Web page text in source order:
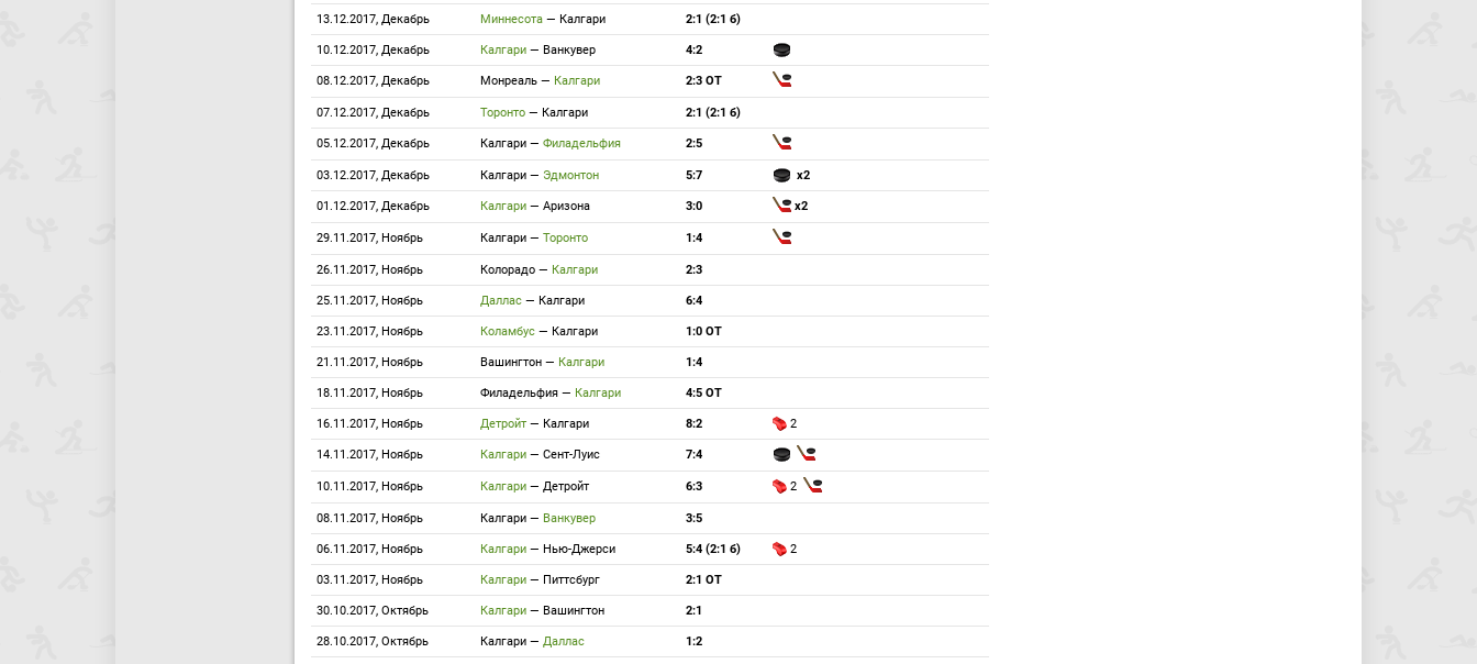
13.12.2017, Декабрь Миннесота — Калгари 2:1 (2:1 б)
10.12.2017, Декабрь Калгари — Ванкувер 4:2
08.12.2017, Декабрь Монреаль — Калгари 2:3 ОТ
07.12.2017, Декабрь Торонто — Калгари 2:1 (2:1 б)
05.12.2017, Декабрь Калгари — Филадельфия 2:5
03.12.2017, Декабрь Калгари — Эдмонтон 5:7 x2
01.12.2017, Декабрь Калгари — Аризона 3:0 x2
29.11.2017, Ноябрь Калгари — Торонто 1:4
26.11.2017, Ноябрь Колорадо — Калгари 2:3
25.11.2017, Ноябрь Даллас — Калгари 6:4
23.11.2017, Ноябрь Коламбус — Калгари 1:0 ОТ
21.11.2017, Ноябрь Вашингтон — Калгари 1:4
18.11.2017, Ноябрь Филадельфия — Калгари 4:5 ОТ
16.11.2017, Ноябрь Детройт — Калгари 8:2 2
14.11.2017, Ноябрь Калгари — Сент-Луис 7:4
10.11.2017, Ноябрь Калгари — Детройт 6:3 2
08.11.2017, Ноябрь Калгари — Ванкувер 3:5
06.11.2017, Ноябрь Калгари — Нью-Джерси 5:4 (2:1 б) 2
03.11.2017, Ноябрь Калгари — Питтсбург 2:1 ОТ
30.10.2017, Октябрь Калгари — Вашингтон 2:1
28.10.2017, Октябрь Калгари — Даллас 1:2